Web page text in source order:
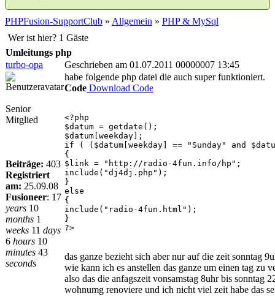
PHPFusion-SupportClub » Allgemein » PHP & MySql
Wer ist hier? 1 Gäste
Umleitungs php
turbo-opa
Geschrieben am 01.07.2011 00000007 13:45
Senior
Mitglied
Beiträge: 403
Registriert
am: 25.09.08
Fusioneer: 17
years 10
months 1
weeks 11 days
6 hours 10
minutes 43
seconds
habe folgende php datei die auch super funktioniert.
Code Download Code
<?php
$datum = getdate();
$datum[weekday];
if ( ($datum[weekday] == "Sunday" and
{
$link = "http://radio-4fun.info/hp";
include("dj4dj.php");
}
else
{
include("radio-4fun.html");
}
?>
das ganze bezieht sich aber nur auf die zeit sonntag
wie kann ich es anstellen das ganze um einen tag zu
also das die anfagszeit vonsamstag 8uhr bis sonntag
wohnumg renoviere und ich nicht viel zeit habe das